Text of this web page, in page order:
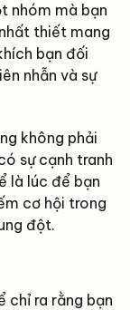
nhóm mà bạn
thiết mang
bạn đối
nhẫn và sự
không phải
sự cạnh tranh
là lúc để bạn
cơ hội trong
đột.
chỉ ra rằng bạn